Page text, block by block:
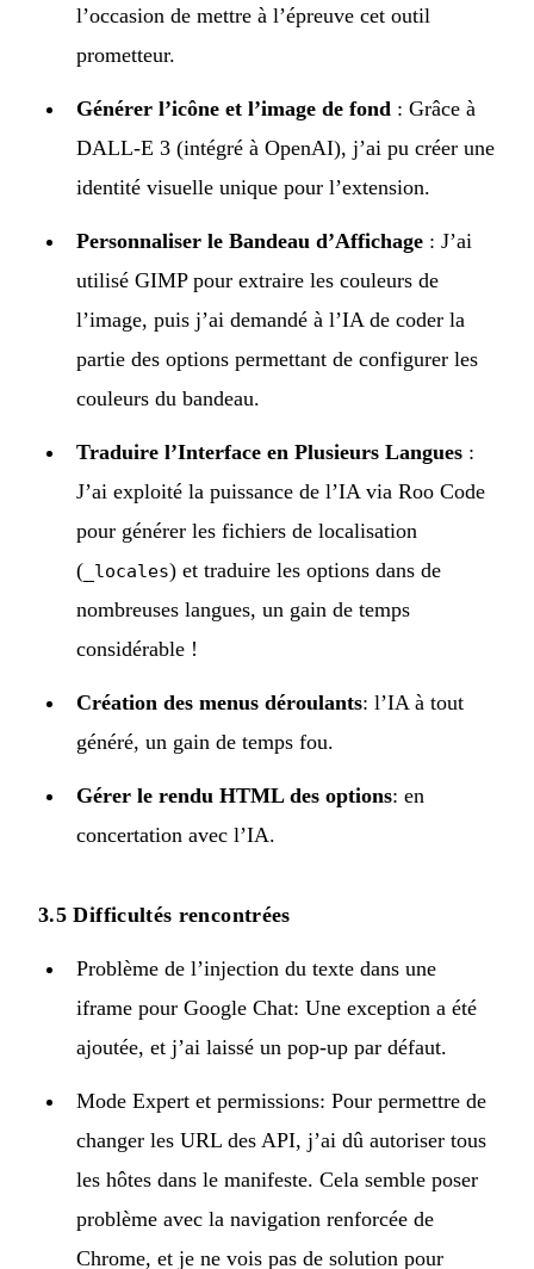
l’occasion de mettre à l’épreuve cet outil
prometteur.
Générer l’icône et l’image de fond : Grâce à
DALL-E 3 (intégré à OpenAI), j’ai pu créer une
identité visuelle unique pour l’extension.
Personnaliser le Bandeau d’Affichage : J’ai
utilisé GIMP pour extraire les couleurs de
l’image, puis j’ai demandé à l’IA de coder la
partie des options permettant de configurer les
couleurs du bandeau.
Traduire l’Interface en Plusieurs Langues :
J’ai exploité la puissance de l’IA via Roo Code
pour générer les fichiers de localisation
( _locales) et traduire les options dans de
nombreuses langues, un gain de temps
considérable !
Création des menus déroulants: l’IA à tout
généré, un gain de temps fou.
Gérer le rendu HTML des options: en
concertation avec l’IA.
3.5 Difficultés rencontrées
Problème de l’injection du texte dans une
iframe pour Google Chat: Une exception a été
ajoutée, et j’ai laissé un pop-up par défaut.
Mode Expert et permissions: Pour permettre de
changer les URL des API, j’ai dû autoriser tous
les hôtes dans le manifeste. Cela semble poser
problème avec la navigation renforcée de
Chrome, et je ne vois pas de solution pour